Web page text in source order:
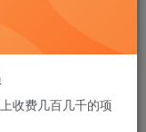
收费几百几千的项